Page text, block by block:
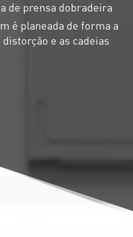
de prensa dobradeira
é planeada de forma a
e as cadeias